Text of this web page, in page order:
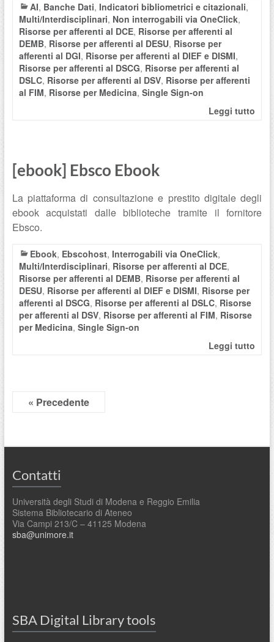
AI, Banche Dati, Indicatori bibliometrici e citazionali,
Multi/Interdisciplinari, Non interrogabili via OneClick,
Risorse per afferenti al DCE, Risorse per afferenti al
DEMB, Risorse per afferenti al DESU, Risorse per
afferenti al DGI, Risorse per afferenti al DIEF e DISMI,
Risorse per afferenti al DSCG, Risorse per afferenti al
DSLC, Risorse per afferenti al DSV, Risorse per afferenti
al FIM, Risorse per Medicina, Single Sign-on
Leggi tutto
[ebook] Ebsco Ebook
La piattaforma di consultazione e prestito digitale degli
ebook acquistati dalle biblioteche tramite il fornitore
Ebsco.
Ebook, Ebscohost, Interrogabili via OneClick,
Multi/Interdisciplinari, Risorse per afferenti al DCE,
Risorse per afferenti al DEMB, Risorse per afferenti al
DESU, Risorse per afferenti al DIEF e DISMI, Risorse per
afferenti al DSCG, Risorse per afferenti al DSLC, Risorse
per afferenti al DSV, Risorse per afferenti al FIM, Risorse
per Medicina, Single Sign-on
Leggi tutto
« Precedente
Contatti
Università degli Studi di Modena e Reggio Emilia
Sistema Bibliotecario di Ateneo
Via Campi 213/C – 41125 Modena
sba@unimore.it
SBA Digital Library tools